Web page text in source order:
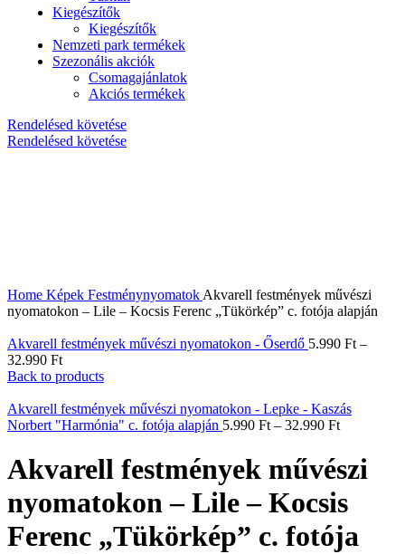
Kiegészítők
Kiegészítők
Nemzeti park termékek
Szezonális akciók
Csomagajánlatok
Akciós termékek
Rendelésed követése
Rendelésed követése
Home Képek Festménynyomatok Akvarell festmények művészi
nyomatokon – Lile – Kocsis Ferenc „Tükörkép” c. fotója alapján
Akvarell festmények művészi nyomatokon - Őserdő 5.990 Ft –
32.990 Ft
Back to products
Akvarell festmények művészi nyomatokon - Lepke - Kaszás
Norbert "Harmónia" c. fotója alapján 5.990 Ft – 32.990 Ft
Akvarell festmények művészi
nyomatokon – Lile – Kocsis
Ferenc „Tükörkép” c. fotója